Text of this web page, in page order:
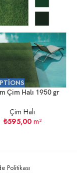
Çim Halı 1950 gr
Çim Halı
₺595,00m²
Politikası